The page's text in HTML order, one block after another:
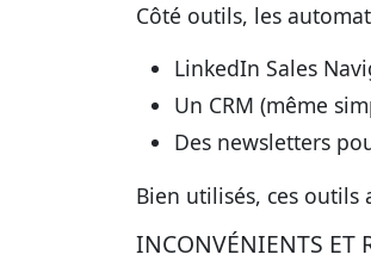
Côté outils, les
LinkedIn Sales
Un CRM (même
Des newsletters
Bien utilisés, ces
INCONVÉNIENTS ET